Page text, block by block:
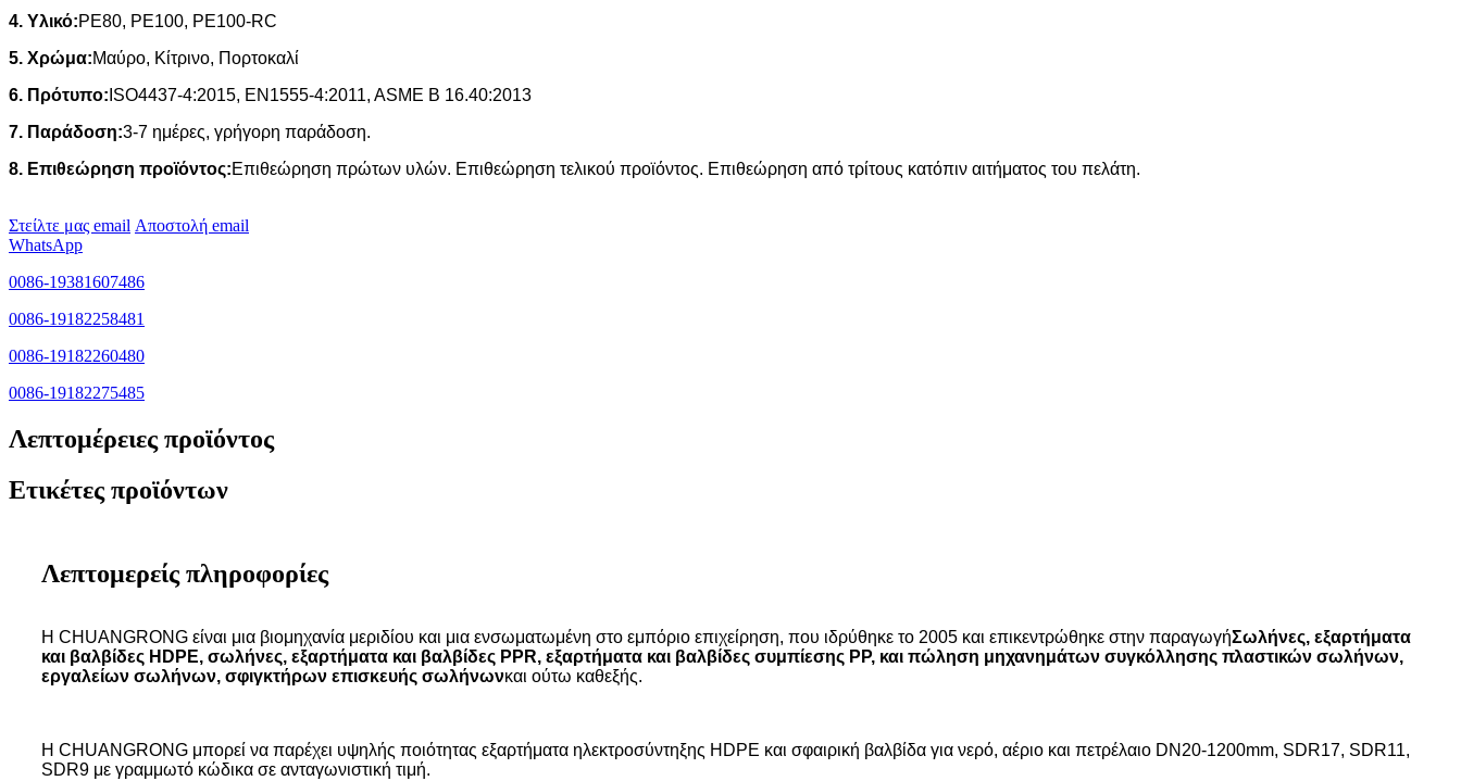
4. Υλικό:PE80, PE100, PE100-RC
5. Χρώμα:Μαύρο, Κίτρινο, Πορτοκαλί
6. Πρότυπο: ISO4437-4:2015, EN1555-4:2011, ASME B 16.40:2013
7. Παράδοση:3-7 ημέρες, γρήγορη παράδοση.
8. Επιθεώρηση προϊόντος:Επιθεώρηση πρώτων υλών. Επιθεώρηση τελικού προϊόντος. Επιθεώρηση από τρίτους κατόπιν αιτήματος του πελάτη.
Στείλτε μας email Αποστολή email
WhatsApp
0086-19381607486
0086-19182258481
0086-19182260480
0086-19182275485
Λεπτομέρειες προϊόντος
Ετικέτες προϊόντων
Λεπτομερείς πληροφορίες
Η CHUANGRONG είναι μια βιομηχανία μεριδίου και μια ενσωματωμένη στο εμπόριο επιχείρηση, που ιδρύθηκε το 2005 και επικεντρώθηκε στην παραγωγήΣωλήνες, εξαρτήματα
και βαλβίδες HDPE, σωλήνες, εξαρτήματα και βαλβίδες PPR, εξαρτήματα και βαλβίδες συμπίεσης PP, και πώληση μηχανημάτων συγκόλλησης πλαστικών σωλήνων,
εργαλείων σωλήνων, σφιγκτήρων επισκευής σωλήνωνκαι ούτω καθεξής.
Η CHUANGRONG μπορεί να παρέχει υψηλής ποιότητας εξαρτήματα ηλεκτροσύντηξης HDPE και σφαιρική βαλβίδα για νερό, αέριο και πετρέλαιο DN20-1200mm, SDR17, SDR11,
SDR9 με γραμμωτό κώδικα σε ανταγωνιστική τιμή.